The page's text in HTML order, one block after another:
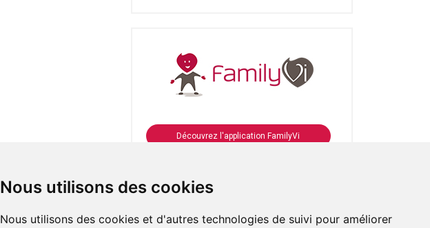
Nous utilisons des cookies
Nous utilisons des cookies et d'autres technologies de suivi pour améliorer
Découvrez l'application FamilyVi